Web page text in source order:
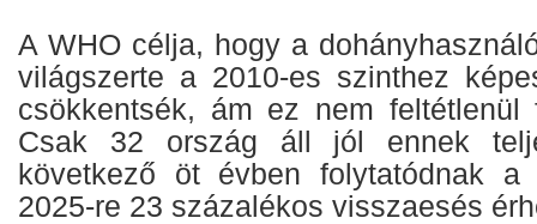
A WHO célja, hogy a
világszerte a 2010-es szinthez
csökkentsék, ám ez nem feltétlenül
Csak 32 ország áll jól ennek
következő öt évben folytatódnak a
2025-re 23 százalékos visszaesés